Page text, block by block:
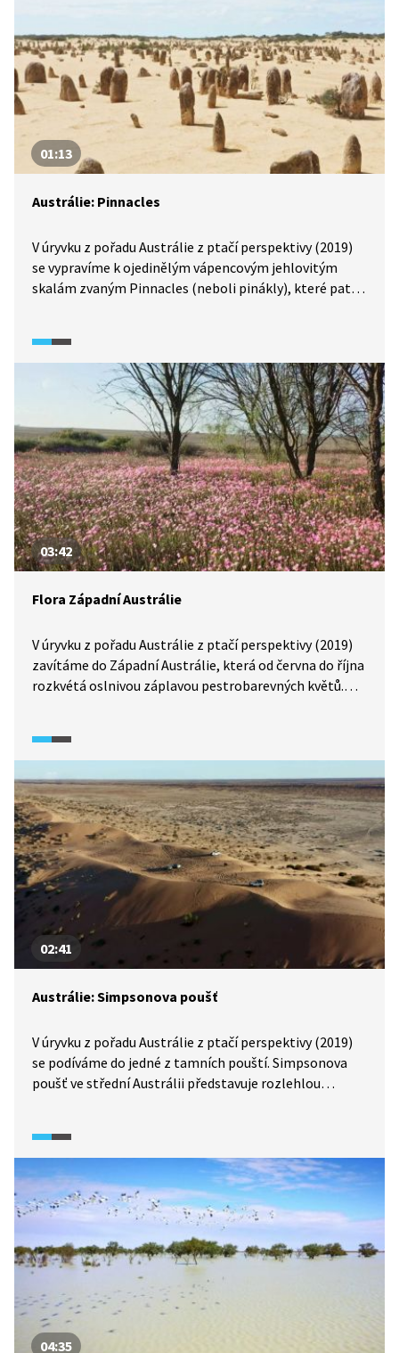
01:13
Austrálie: Pinnacles
V úryvku z pořadu Austrálie z ptačí perspektivy (2019)
se vypravíme k ojedinělým vápencovým jehlovitým
skalám zvaným Pinnacles (neboli pinákly), které patří
03:42
Flora Západní Austrálie
V úryvku z pořadu Austrálie z ptačí perspektivy (2019)
zavítáme do Západní Austrálie, která od června do října
rozkvétá oslnivou záplavou pestrobarevných květů.
02:41
Austrálie: Simpsonova poušť
V úryvku z pořadu Austrálie z ptačí perspektivy (2019)
se podíváme do jedné z tamních pouští. Simpsonova
poušť ve střední Austrálii představuje rozlehlou
04:35